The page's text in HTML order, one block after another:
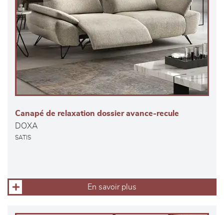
Canapé de relaxation dossier avance-recule
DOXA
SATIS
En savoir plus